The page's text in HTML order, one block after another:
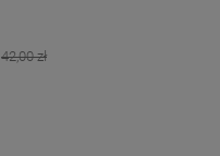
42,00 zł